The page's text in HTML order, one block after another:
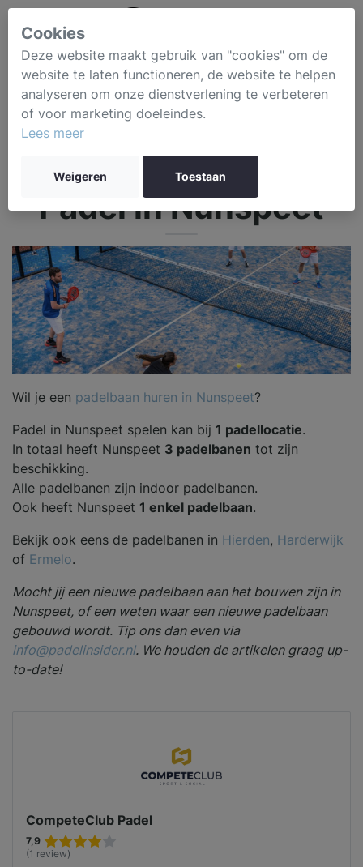
Cookies
Deze website maakt gebruik van "cookies" om de
website te laten functioneren, de website te helpen
analyseren om onze dienstverlening te verbeteren
of voor marketing doeleindes.
Lees meer
Weigeren Toestaan
Padel in Nunspeet
Wil je een padelbaan huren in Nunspeet?
Padel in Nunspeet spelen kan bij 1 padellocatie.
In totaal heeft Nunspeet 3 padelbanen tot zijn
beschikking.
Alle padelbanen zijn indoor padelbanen.
Ook heeft Nunspeet 1 enkel padelbaan.
Bekijk ook eens de padelbanen in Hierden, Harderwijk
of Ermelo.
Mocht jij een nieuwe padelbaan aan het bouwen zijn in
Nunspeet, of een weten waar een nieuwe padelbaan
gebouwd wordt. Tip ons dan even via
info@padelinsider.nl. We houden de artikelen graag up-
to-date!
CompeteClub Padel
7,9
(1 review)